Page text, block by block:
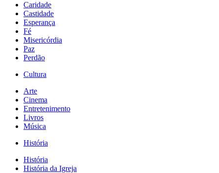
Caridade
Castidade
Esperança
Fé
Misericórdia
Paz
Perdão
Cultura
Arte
Cinema
Entretenimento
Livros
Música
História
História
História da Igreja